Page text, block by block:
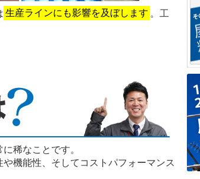
生産ラインにも影響を及ぼします 。工
稀なことです。
機能性、そしてコストパフォーマンス